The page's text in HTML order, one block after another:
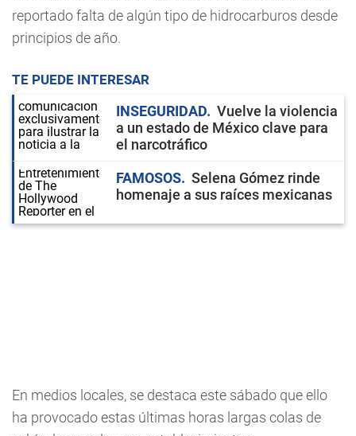
reportado falta de algún tipo de hidrocarburos desde
principios de año.
TE PUEDE INTERESAR
INSEGURIDAD
Vuelve la violencia
a un estado de México clave para
el narcotráfico
FAMOSOS
Selena Gómez rinde
homenaje a sus raíces mexicanas
En medios locales, se destaca este sábado que ello
ha provocado estas últimas horas largas colas de